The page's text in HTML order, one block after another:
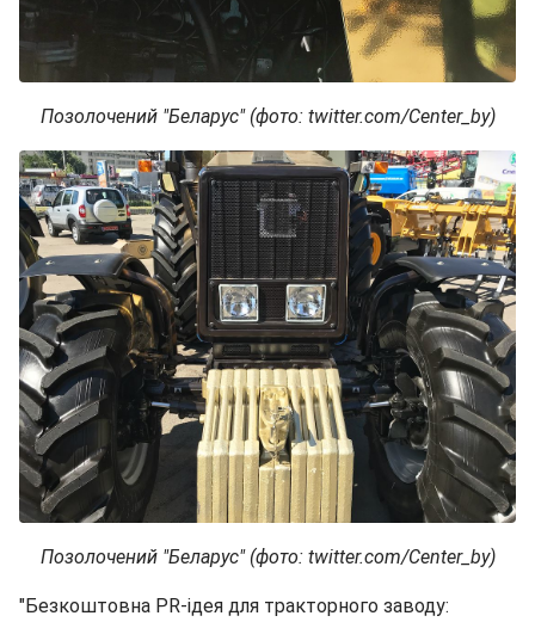
Позолочений "Беларус" (фото: twitter.com/Center_by)
Позолочений "Беларус" (фото: twitter.com/Center_by)
"Безкоштовна PR-ідея для тракторного заводу: